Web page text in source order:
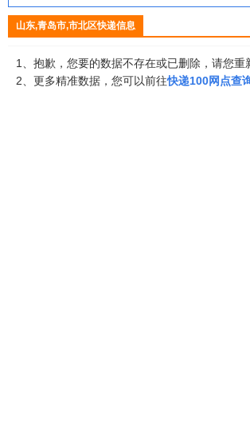
山东,青岛市,市北区快递信息
1、抱歉，您要的数据不存在或已删除，请您重
2、更多精准数据，您可以前往快递100网点查